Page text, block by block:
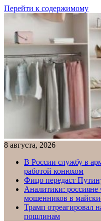
Перейти к содержимому
8 августа, 2026
В России службу в
работой конюхом
Фицо передаст
Аналитики: россияне
мошенников в
Трамп отреагировал
пошлинам